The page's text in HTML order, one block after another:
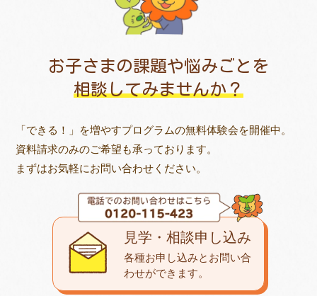
お子さまの課題や悩みごとを
相談してみませんか？
「できる！」を増やすプログラムの無料体験会を開催中。
資料請求のみのご希望も承っております。
まずはお気軽にお問い合わせください。
見学・相談申し込み
各種お申し込みとお問い合
わせができます。